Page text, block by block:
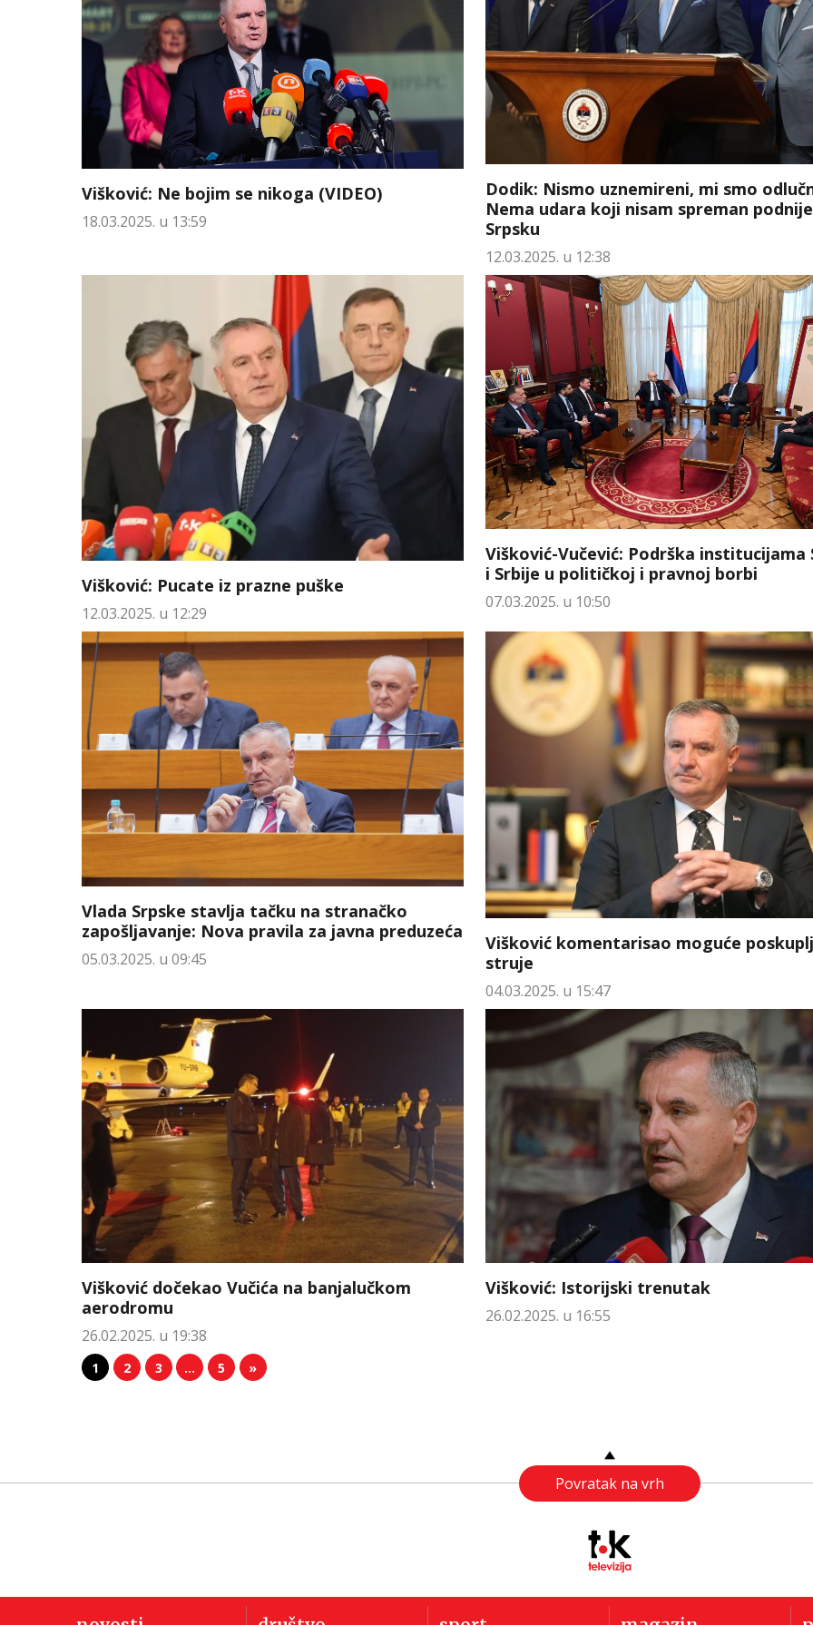
Višković: Ne bojim se nikoga (VIDEO)
18.03.2025. u 13:59
Dodik: Nismo uznemireni, mi smo
Nema udara koji nisam spreman
Srpsku
12.03.2025. u 12:38
Višković: Pucate iz prazne puške
12.03.2025. u 12:29
Višković-Vučević: Podrška institucijama
i Srbije u političkoj i pravnoj borbi
07.03.2025. u 10:50
Vlada Srpske stavlja tačku na stranačko
zapošljavanje: Nova pravila za javna preduzeća
05.03.2025. u 09:45
Višković komentarisao moguće
struje
04.03.2025. u 15:47
Višković dočekao Vučića na banjalučkom
aerodromu
26.02.2025. u 19:38
Višković: Istorijski trenutak
26.02.2025. u 16:55
1 2 3 … 5 »
Povratak na vrh